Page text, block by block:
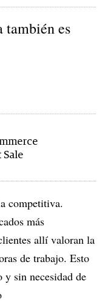
también es
Sale
competitiva.
más
allí valoran la
de trabajo. Esto
y sin necesidad de